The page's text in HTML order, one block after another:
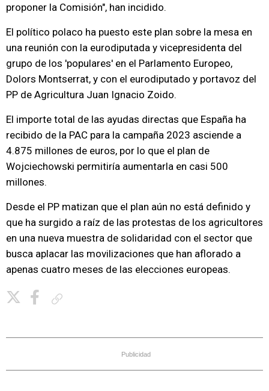
proponer la Comisión", han incidido.
El político polaco ha puesto este plan sobre la mesa en
una reunión con la eurodiputada y vicepresidenta del
grupo de los 'populares' en el Parlamento Europeo,
Dolors Montserrat, y con el eurodiputado y portavoz del
PP de Agricultura Juan Ignacio Zoido.
El importe total de las ayudas directas que España ha
recibido de la PAC para la campaña 2023 asciende a
4.875 millones de euros, por lo que el plan de
Wojciechowski permitiría aumentarla en casi 500
millones.
Desde el PP matizan que el plan aún no está definido y
que ha surgido a raíz de las protestas de los agricultores
en una nueva muestra de solidaridad con el sector que
busca aplacar las movilizaciones que han aflorado a
apenas cuatro meses de las elecciones europeas.
Publicidad